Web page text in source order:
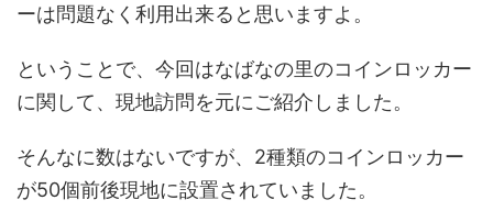
ーは問題なく利用出来ると思いますよ。
ということで、今回はなばなの里のコインロッカー
に関して、現地訪問を元にご紹介しました。
そんなに数はないですが、2種類のコインロッカー
が50個前後現地に設置されていました。